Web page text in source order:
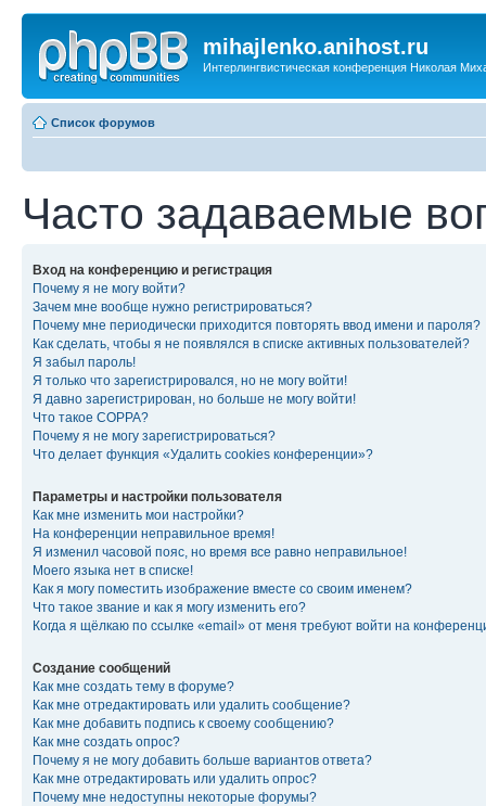
mihajlenko.anihost.ru
Интерлингвистическая конференция Николая
Список форумов
Часто задаваемые
Вход на конференцию и регистрация
Почему я не могу войти?
Зачем мне вообще нужно регистрироваться?
Почему мне периодически приходится повторять ввод имени и пароля?
Как сделать, чтобы я не появлялся в списке активных пользователей?
Я забыл пароль!
Я только что зарегистрировался, но не могу войти!
Я давно зарегистрирован, но больше не могу войти!
Что такое COPPA?
Почему я не могу зарегистрироваться?
Что делает функция «Удалить cookies конференции»?
Параметры и настройки пользователя
Как мне изменить мои настройки?
На конференции неправильное время!
Я изменил часовой пояс, но время все равно неправильное!
Моего языка нет в списке!
Как я могу поместить изображение вместе со своим именем?
Что такое звание и как я могу изменить его?
Когда я щёлкаю по ссылке «email» от меня требуют войти на
Создание сообщений
Как мне создать тему в форуме?
Как мне отредактировать или удалить сообщение?
Как мне добавить подпись к своему сообщению?
Как мне создать опрос?
Почему я не могу добавить больше вариантов ответа?
Как мне отредактировать или удалить опрос?
Почему мне недоступны некоторые форумы?